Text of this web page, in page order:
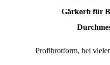
Gärkorb für
Profibrotform, bei